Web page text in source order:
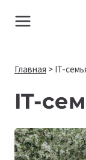
Главная > IT-
IT-